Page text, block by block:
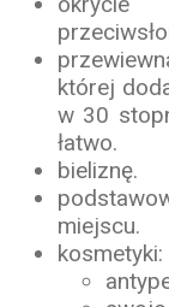
której
w 30
łatwo.
bieliznę.
miejscu.
kosmetyki: